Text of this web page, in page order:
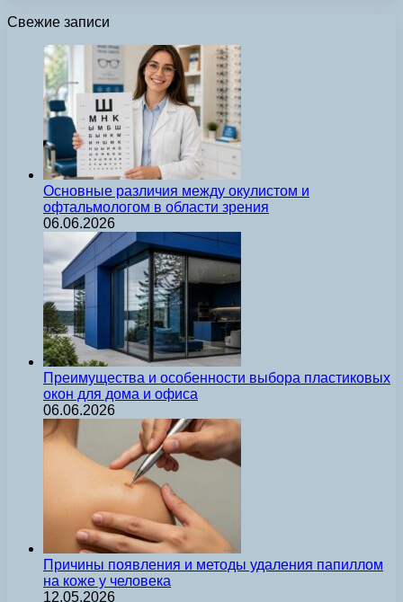
Свежие записи
Основные различия между окулистом и
офтальмологом в области зрения
06.06.2026
Преимущества и особенности выбора пластиковых
окон для дома и офиса
06.06.2026
Причины появления и методы удаления папиллом
на коже у человека
12.05.2026